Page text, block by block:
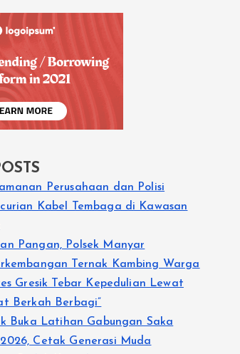
Perusahaan dan Polisi
Kabel Tembaga di Kawasan
Pangan, Polsek Manyar
Ternak Kambing Warga
Gresik Tebar Kepedulian Lewat
Berkah Berbagi”
Buka Latihan Gabungan Saka
Cetak Generasi Muda